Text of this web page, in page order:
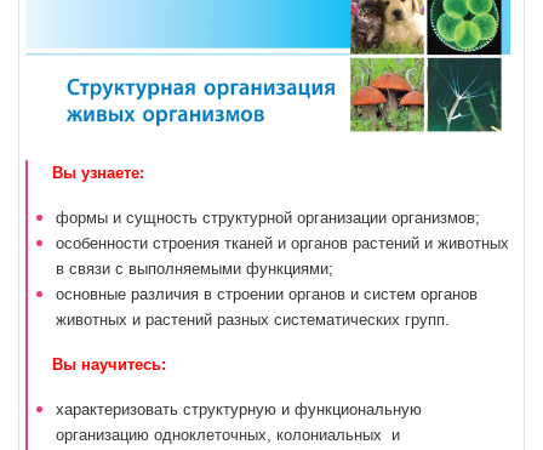
Вы узнаете:
формы и сущность структурной организации организмов;
особенности строения тканей и органов растений и животных
в связи с выполняемыми функциями;
основные различия в строении органов и систем органов
животных и растений разных систематических групп.
Вы научитесь:
характеризовать структурную и функциональную
организацию одноклеточных, колониальных и